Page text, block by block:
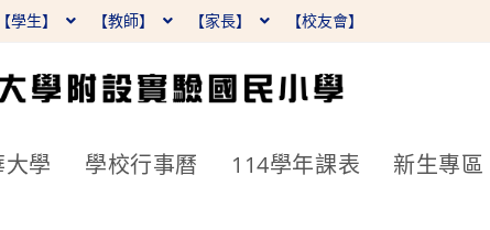
【學生】 【教師】 【家長】 【校友會】
大學 學校行事曆 114學年課表 新生專區